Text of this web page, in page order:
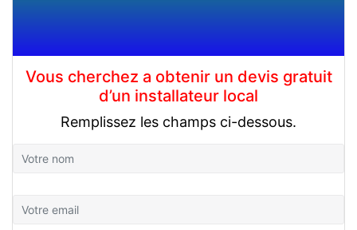
Vous cherchez a obtenir un devis gratuit
d’un installateur local
Remplissez les champs ci-dessous.